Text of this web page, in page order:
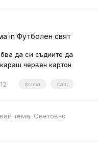
in Футболен свят
да си съдиите да
червен картон
12 фифа сащ
тема: Световно